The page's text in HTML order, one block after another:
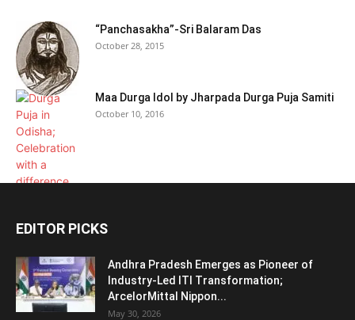
“Panchasakha”-Sri Balaram Das
October 28, 2015
Maa Durga Idol by Jharpada Durga Puja Samiti
October 10, 2016
EDITOR PICKS
Andhra Pradesh Emerges as Pioneer of
Industry-Led ITI Transformation;
ArcelorMittal Nippon...
May 30, 2026